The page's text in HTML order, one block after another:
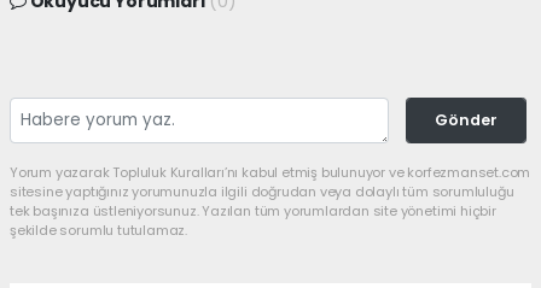
Gönder
Yorum yazarak Topluluk Kuralları’nı kabul etmiş bulunuyor ve korfezmanset.com
sitesine yaptığınız yorumunuzla ilgili doğrudan veya dolaylı tüm sorumluluğu
tek başınıza üstleniyorsunuz. Yazılan tüm yorumlardan site yönetimi hiçbir
şekilde sorumlu tutulamaz.